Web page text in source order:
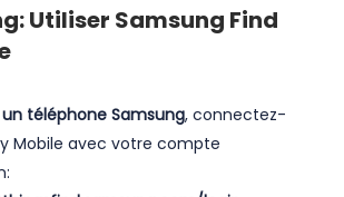
Utiliser Samsung Find
téléphone Samsung, connectez-
Mobile avec votre compte